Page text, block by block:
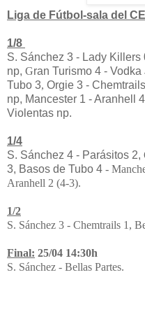
Liga de Fútbol-sala del
1/8
S. Sánchez 3 - Lady
np, Gran Turismo 4 - Vodka
Tubo 3, Orgie 3 -
np, Mancester 1 - Aranhell
Violentas np.
1/4
S. Sánchez 4 - Parásitos 2,
3, Basos de Tubo 4 -
Aranhell 2 (4-3).
1/2
S. Sánchez 3 - Chemtrails 1,
Final: 25/04 14:30h
S. Sánchez - Bellas Partes.